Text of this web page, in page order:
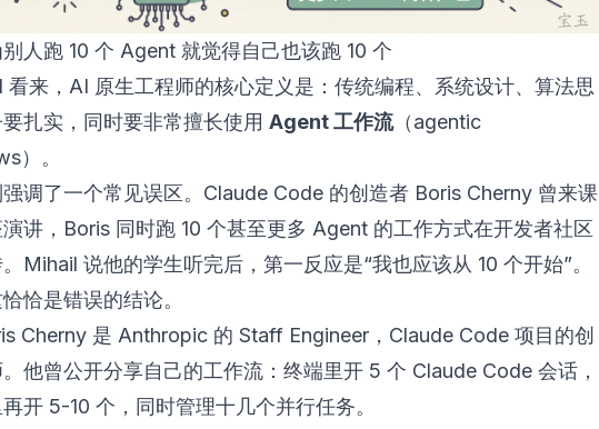
人跑 10 个 Agent 就觉得自己也该跑 10 个
看来，AI 原生工程师的核心定义是：传统编程、系统设计、算法思
扎实，同时要非常擅长使用 Agent 工作流（agentic
）。
调了一个常见误区。Claude Code 的创造者 Boris Cherny 曾来课
讲，Boris 同时跑 10 个甚至更多 Agent 的工作方式在开发者社区
Mihail 说他的学生听完后，第一反应是“我也应该从 10 个开始”。
恰是错误的结论。
Cherny 是 Anthropic 的 Staff Engineer，Claude Code 项目的创
他曾公开分享自己的工作流：终端里开 5 个 Claude Code 会话，
开 5-10 个，同时管理十几个并行任务。